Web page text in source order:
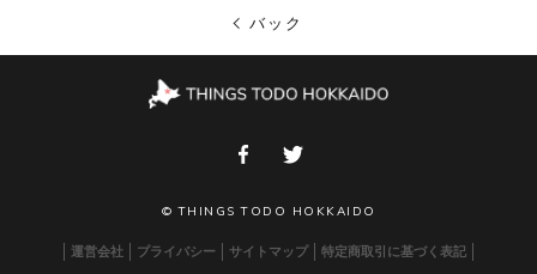
バック
© THINGS TODO HOKKAIDO
運営会社 プライバシー サイトマップ 特定商取引に基づく表記